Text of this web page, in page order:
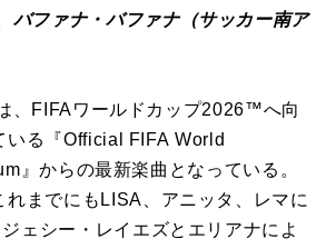
バファナ・バファナ（サッカー南ア
、 FIFAワールド カップ2026™へ向
いる『Official
FIFA World
』からの最新楽曲 と なっている。
れまでにもLISA、アニッタ、レマに
ェシー・レイエズと エリアナによ